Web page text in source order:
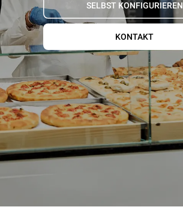
SELBST KONFIGURIEREN
KONTAKT